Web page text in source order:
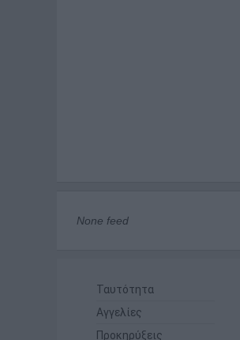
None feed
Ταυτότητα
Αγγελίες
Προκηρύξεις